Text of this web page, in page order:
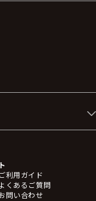
ご利用ガイド
くあるご質問
問い合わせ